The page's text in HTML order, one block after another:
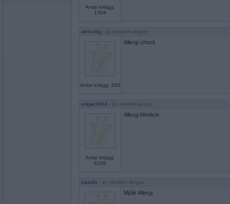
Antal inlägg:
1304
ofrivillig - Ej medlem längre
Antal inlägg: 563
Allergi chock
volpe1964 - Ej medlem längre
Antal inlägg:
6106
Allergi Medicin
saadie - Ej medlem längre
Mjölk Allergi